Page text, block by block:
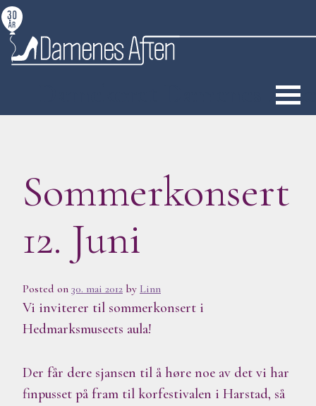
S
k
o
Damekoret Damenes
Sommerkonsert
12. Juni
Posted on 30. mai 2012 by Linn
Vi inviterer til sommerkonsert i
Hedmarksmuseets aula!
Der får dere sjansen til å høre noe av det vi har
finpusset på fram til korfestivalen i Harstad, så